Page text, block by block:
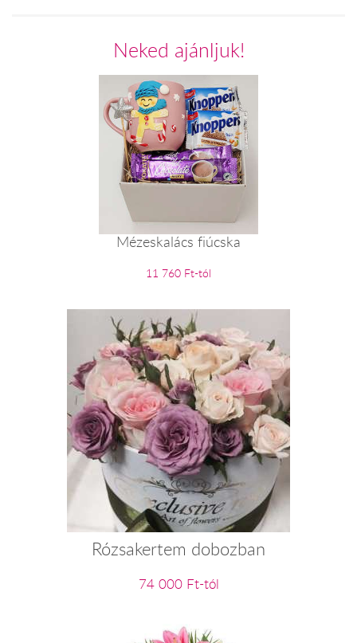
Neked ajánljuk!
Mézeskalács fiúcska
11 760 Ft-tól
Rózsakertem dobozban
74 000 Ft-tól